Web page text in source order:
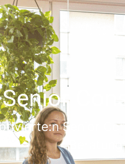
Senior
Senior